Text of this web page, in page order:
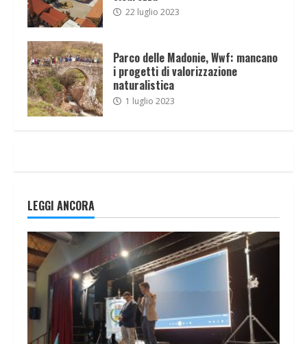
22 luglio 2023
Parco delle Madonie, Wwf: mancano
i progetti di valorizzazione
naturalistica
1 luglio 2023
LEGGI ANCORA